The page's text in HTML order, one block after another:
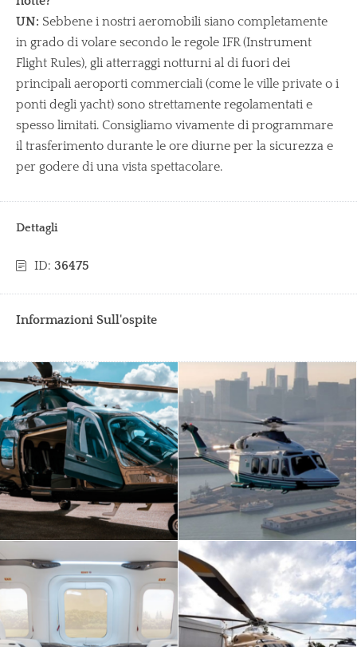
UN: Sebbene i nostri aeromobili siano completamente
in grado di volare secondo le regole IFR (Instrument
Flight Rules), gli atterraggi notturni al di fuori dei
principali aeroporti commerciali (come le ville private o i
ponti degli yacht) sono strettamente regolamentati e
spesso limitati. Consigliamo vivamente di programmare
il trasferimento durante le ore diurne per la sicurezza e
per godere di una vista spettacolare.
Dettagli
ID: 36475
Informazioni Sull'ospite